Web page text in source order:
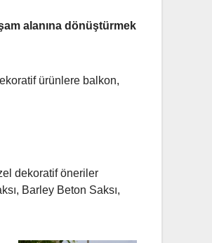
alanına dönüştürmek
ürünlere balkon,
dekoratif öneriler
Barley Beton Saksı,